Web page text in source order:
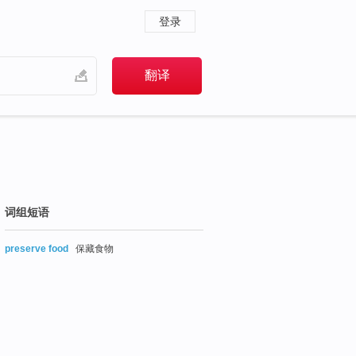
登录
词组短语
preserve food 保藏食物